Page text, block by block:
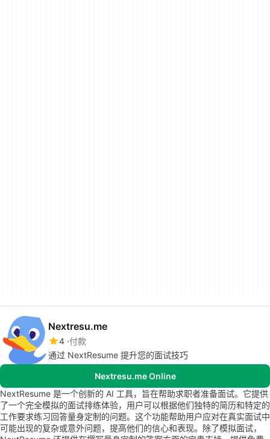
Nextresu.me
4 付款
通过 NextResume 提升您的面试技巧
Nextresu.me Online
NextResume 是一个创新的 AI 工具，旨在帮助求职者准备面试。它提供
了一个完全模拟的面试排练体验，用户可以根据他们独特的简历和特定的
工作要求练习回答量身定制的问题。这个功能帮助用户应对在真实面试中
可能出现的复杂或意外问题，提高他们的信心和表现。除了模拟面试，